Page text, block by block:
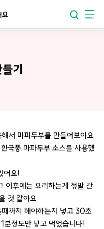
요
기
서 마파두부를 만들어보아요
국풍 마파두부 소스를 사용했
어요!
이후에는 요리하는게 정말 간
것 같아요
까지 해야하는지 넣고 30초
정도만 넣고 먹었습니다!